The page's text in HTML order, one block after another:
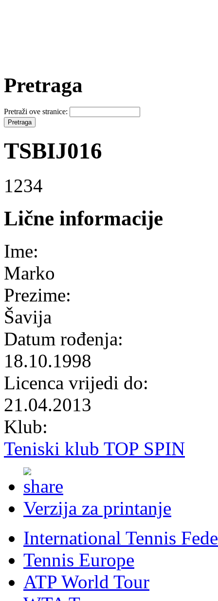
Pretraga
Pretraži ove stranice:
TSBIJ016
1234
Lične informacije
Ime:
Marko
Prezime:
Šavija
Datum rođenja:
18.10.1998
Licenca vrijedi do:
21.04.2013
Klub:
Teniski klub TOP SPIN
Verzija za printanje
International Tennis
Tennis Europe
ATP World Tour